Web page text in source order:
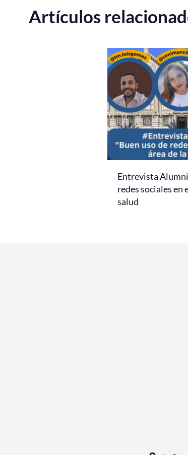
Artículos
Entrevista
redes sociales en
salud